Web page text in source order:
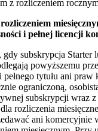
z rozliczeniem
i pełnej licencji
gdy subskrypcja Starter
powyższemu
pełnego tytułu ani
ograniczoną,
subskrypcji wraz
rozliczenia
ani komercyjnie